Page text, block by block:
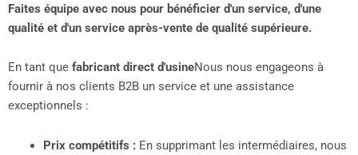
Faites équipe avec nous pour bénéficier d'un service, d'une
qualité et d'un service après-vente de qualité supérieure.
En tant que fabricant direct d'usineNous nous engageons à
fournir à nos clients B2B un service et une assistance
exceptionnels :
Prix compétitifs :En supprimant les intermédiaires, nous